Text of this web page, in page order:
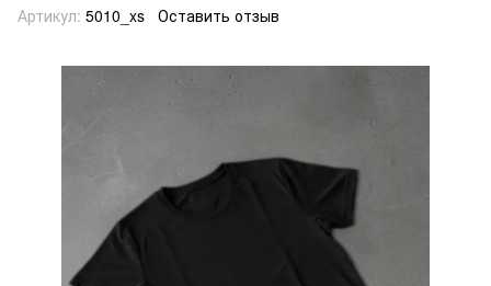
Артикул: 5010_xs Оставить отзыв